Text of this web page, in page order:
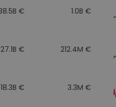
€ 1.0B €
27.1B € 212.4M €
18.3B € 3.3M €